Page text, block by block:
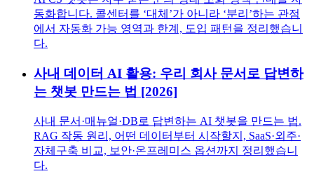
동화합니다. 콜센터를 ‘대체’가 아니라 ‘분리’하는 관점
에서 자동화 가능 영역과 한계, 도입 패턴을 정리했습니
다.
사내 데이터 AI 활용: 우리 회사 문서로 답변하
는 챗봇 만드는 법 [2026]
사내 문서·매뉴얼·DB로 답변하는 AI 챗봇을 만드는 법.
RAG 작동 원리, 어떤 데이터부터 시작할지, SaaS·외주·
자체구축 비교, 보안·온프레미스 옵션까지 정리했습니
다.